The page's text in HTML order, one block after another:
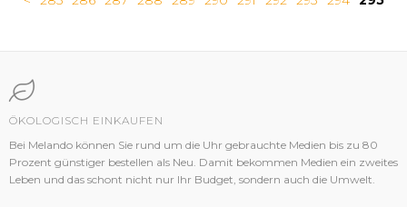
ÖKOLOGISCH EINKAUFEN
Bei Melando können Sie rund um die Uhr gebrauchte Medien bis zu 80
Prozent günstiger bestellen als Neu. Damit bekommen Medien ein zweites
Leben und das schont nicht nur Ihr Budget, sondern auch die Umwelt.